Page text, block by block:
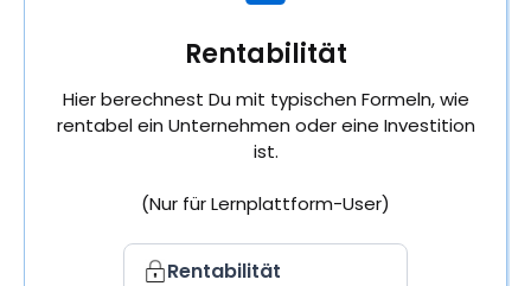
Rentabilität
Hier berechnest Du mit typischen Formeln, wie
rentabel ein Unternehmen oder eine Investition
ist.
(Nur für Lernplattform-User)
Rentabilität